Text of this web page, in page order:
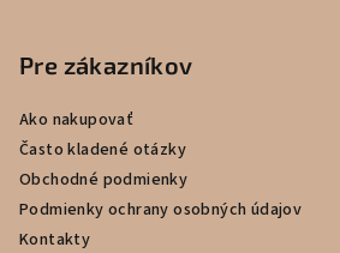
Pre zákazníkov
Ako nakupovať
Často kladené otázky
Obchodné podmienky
Podmienky ochrany osobných údajov
Kontakty